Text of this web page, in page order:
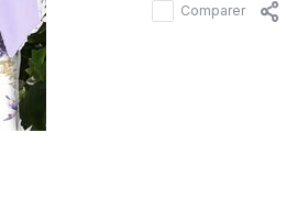
Comparer